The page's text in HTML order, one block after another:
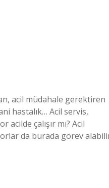
acil müdahale gerektiren
hastalık… Acil servis,
çalışır mı? Acil
da burada görev